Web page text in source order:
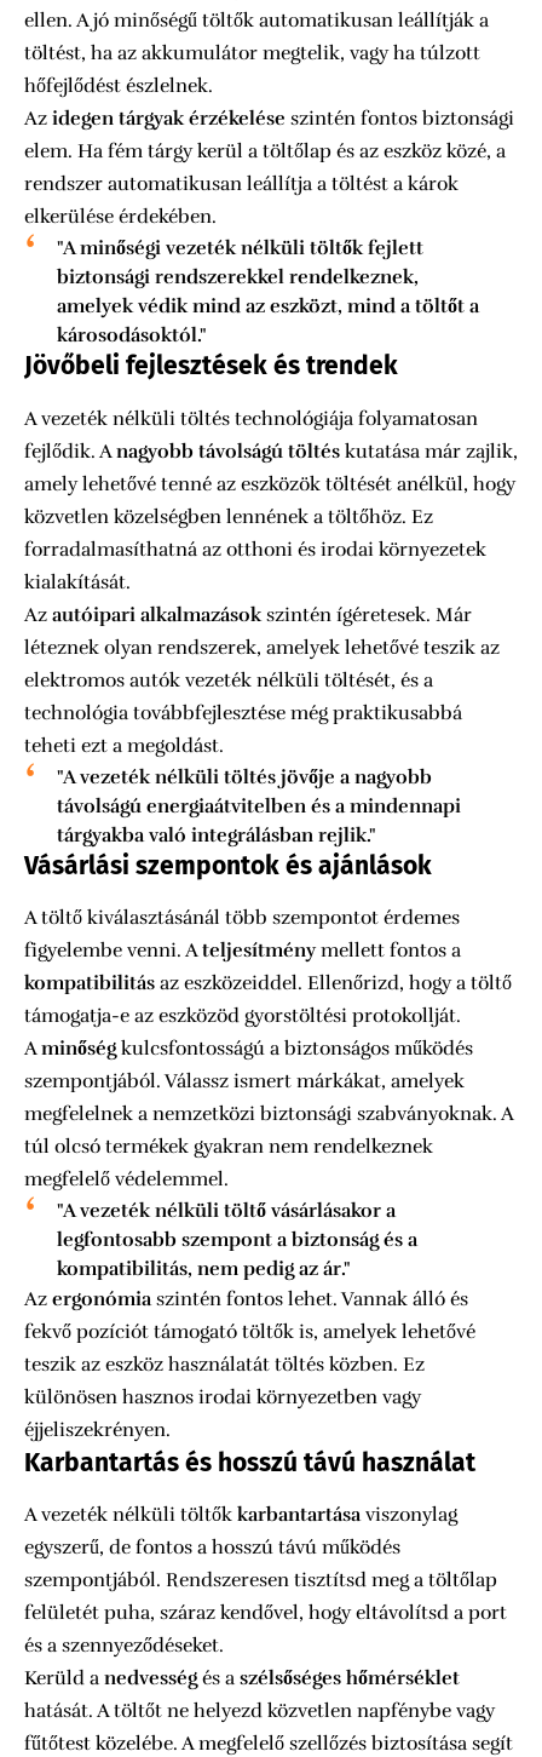
ellen. A jó minőségű töltők automatikusan leállítják a
töltést, ha az akkumulátor megtelik, vagy ha túlzott
hőfejlődést észlelnek.
Az idegen tárgyak érzékelése szintén fontos biztonsági
elem. Ha fém tárgy kerül a töltőlap és az eszköz közé, a
rendszer automatikusan leállítja a töltést a károk
elkerülése érdekében.
"A minőségi vezeték nélküli töltők fejlett
biztonsági rendszerekkel rendelkeznek,
amelyek védik mind az eszközt, mind a töltőt a
károsodásoktól."
Jövőbeli fejlesztések és trendek
A vezeték nélküli töltés technológiája folyamatosan
fejlődik. Anagyobb távolságú töltés kutatása már zajlik,
amely lehetővé tenné az eszközök töltését anélkül, hogy
közvetlen közelségben lennének a töltőhöz. Ez
forradalmasíthatná az otthoni és irodai környezetek
kialakítását.
Az autóipari alkalmazásokszintén ígéretesek. Már
léteznek olyan rendszerek, amelyek lehetővé teszik az
elektromos autók vezeték nélküli töltését, és a
technológia továbbfejlesztése még praktikusabbá
teheti ezt a megoldást.
"A vezeték nélküli töltés jövője a nagyobb
távolságú energiaátvitelben és a mindennapi
tárgyakba való integrálásban rejlik."
Vásárlási szempontok és ajánlások
A töltő kiválasztásánál több szempontot érdemes
figyelembe venni. Ateljesítménymellett fontos a
kompatibilitás az eszközeiddel. Ellenőrizd, hogy a töltő
támogatja-e az eszközöd gyorstöltési protokollját.
Aminőség kulcsfontosságú a biztonságos működés
szempontjából. Válassz ismert márkákat, amelyek
megfelelnek a nemzetközi biztonsági szabványoknak. A
túl olcsó termékek gyakran nem rendelkeznek
megfelelő védelemmel.
"A vezeték nélküli töltő vásárlásakor a
legfontosabb szempont a biztonság és a
kompatibilitás, nem pedig az ár."
Az ergonómiaszintén fontos lehet. Vannak álló és
fekvő pozíciót támogató töltők is, amelyek lehetővé
teszik az eszköz használatát töltés közben. Ez
különösen hasznos irodai környezetben vagy
éjjeliszekrényen.
Karbantartás és hosszú távú használat
A vezeték nélküli töltők karbantartásaviszonylag
egyszerű, de fontos a hosszú távú működés
szempontjából. Rendszeresen tisztítsd meg a töltőlap
felületét puha, száraz kendővel, hogy eltávolítsd a port
és a szennyeződéseket.
Kerüld a nedvesség és a szélsőséges hőmérséklet
hatását. A töltőt ne helyezd közvetlen napfénybe vagy
fűtőtest közelébe. A megfelelő szellőzés biztosítása segít